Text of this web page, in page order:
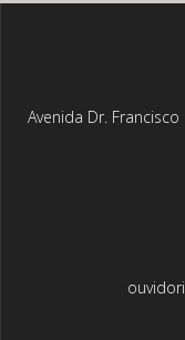
Avenida Dr.